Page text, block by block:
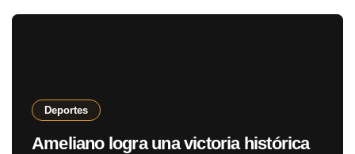
Deportes
Ameliano logra una victoria histórica